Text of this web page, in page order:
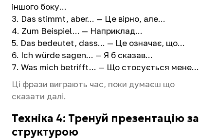
іншого боку...
Das stimmt, aber... — Це вірно, але...
Zum Beispiel... — Наприклад...
Das bedeutet, dass... — Це означає, що...
Ich würde sagen... — Я б сказав...
Was mich betrifft... — Що стосується мене...
Ці фрази виграють час, поки думаєш що
сказати далі.
Техніка 4: Тренуй презентацію за
структурою